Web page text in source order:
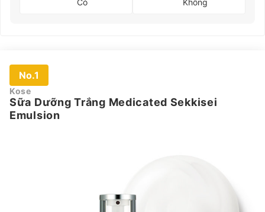
Có Không
No.1
Kose
Sữa Dưỡng Trắng Medicated Sekkisei
Emulsion